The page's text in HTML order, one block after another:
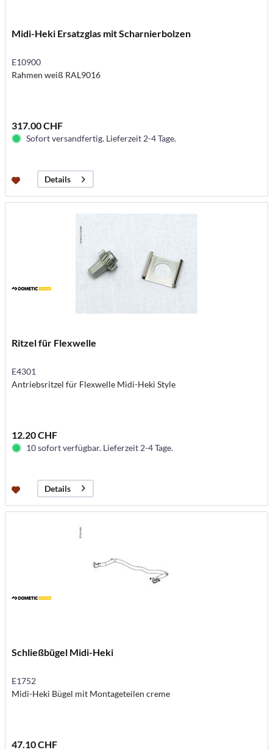
Midi-Heki Ersatzglas mit Scharnierbolzen
E10900
Rahmen weiß RAL9016
317.00 CHF
Sofort versandfertig. Lieferzeit 2-4 Tage.
Details
Ritzel für Flexwelle
E4301
Antriebsritzel für Flexwelle Midi-Heki Style
12.20 CHF
10 sofort verfügbar. Lieferzeit 2-4 Tage.
Details
Schließbügel Midi-Heki
E1752
Midi-Heki Bügel mit Montageteilen creme
47.10 CHF